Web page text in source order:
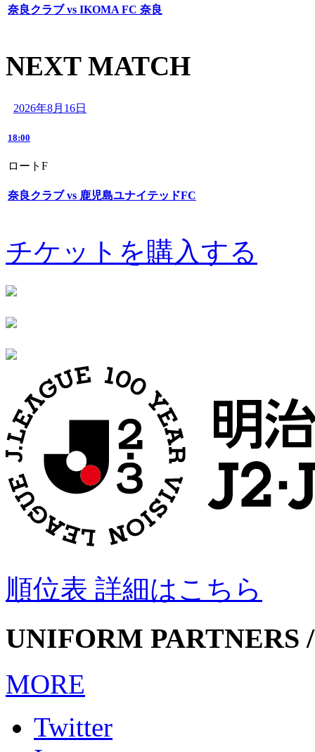
奈良クラブ vs IKOMA FC 奈良
NEXT MATCH
2026年8月16日
18:00
ロートF
奈良クラブ vs 鹿児島ユナイテッドFC
チケットを購入する
順位表 詳細はこちら
UNIFORM PARTNERS
MORE
Twitter